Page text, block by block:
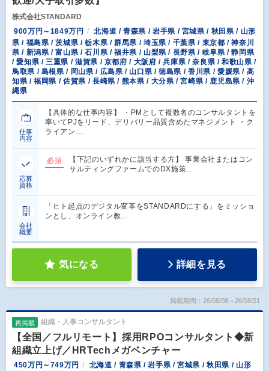
株式会社STANDARD
900万円～1849万円
北海道 / 青森県 / 岩手県 / 宮城県 / 秋田県 / 山形
県 / 福島県 / 茨城県 / 栃木県 / 群馬県 / 埼玉県 / 千葉県 / 東京都 / 神奈川
県 / 新潟県 / 富山県 / 石川県 / 福井県 / 山梨県 / 長野県 / 岐阜県 / 静岡県
/ 愛知県 / 三重県 / 滋賀県 / 京都府 / 大阪府 / 兵庫県 / 奈良県 / 和歌山県 /
鳥取県 / 島根県 / 岡山県 / 広島県 / 山口県 / 徳島県 / 香川県 / 愛媛県 / 高
知県 / 福岡県 / 佐賀県 / 長崎県 / 熊本県 / 大分県 / 宮崎県 / 鹿児島県 / 沖
縄県
仕事
内容
【具体的な仕事内容】 ・PMとして複数名のコンサルタントを
率いてPJをリード、デリバリー品質含めたマネジメント ・ク
ライアン…
応募
資格
必須
【下記のいずれかに該当する方】 事業会社またはコン
サルティングファームでのDX施策…
会社
概要
「ヒト起点のデジタル変革をSTANDARDにする」をミッショ
ンとし、オンライン教…
気になる 詳細を見る
掲載期間：26/08/08～26/08/21
再掲載 組織・人事コンサルタント
【全国／フルリモート】採用RPOコンサルタント◆新
組織立上げ／HRTechメガベンチャー
450万円～749万円
北海道 / 青森県 / 岩手県 / 宮城県 / 秋田県 / 山形